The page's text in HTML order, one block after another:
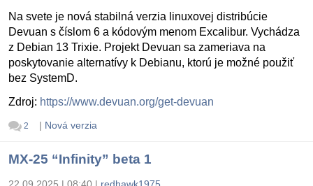
Na svete je nová stabilná verzia linuxovej distribúcie
Devuan s číslom 6 a kódovým menom Excalibur. Vychádza
z Debian 13 Trixie. Projekt Devuan sa zameriava na
poskytovanie alternatívy k Debianu, ktorú je možné použiť
bez SystemD.
Zdroj: https://www.devuan.org/get-devuan
2 | Nová verzia
MX-25 “Infinity” beta 1